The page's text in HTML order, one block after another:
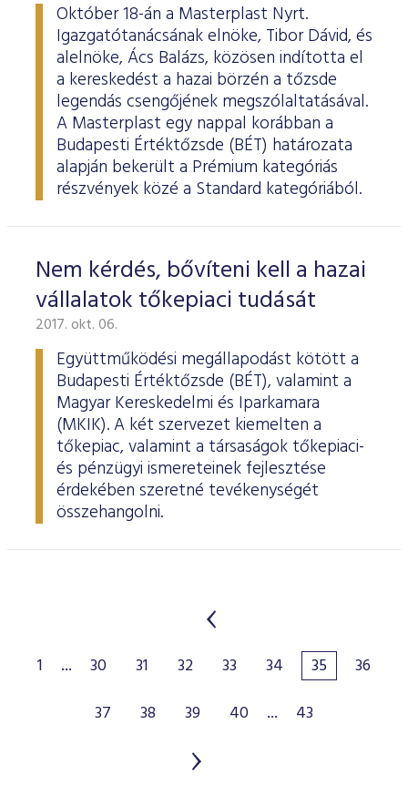
Október 18-án a Masterplast Nyrt.
Igazgatótanácsának elnöke, Tibor Dávid, és
alelnöke, Ács Balázs, közösen indította el
a kereskedést a hazai börzén a tőzsde
legendás csengőjének megszólaltatásával.
A Masterplast egy nappal korábban a
Budapesti Értéktőzsde (BÉT) határozata
alapján bekerült a Prémium kategóriás
részvények közé a Standard kategóriából.
Nem kérdés, bővíteni kell a hazai
vállalatok tőkepiaci tudását
2017. okt. 06.
Együttműködési megállapodást kötött a
Budapesti Értéktőzsde (BÉT), valamint a
Magyar Kereskedelmi és Iparkamara
(MKIK). A két szervezet kiemelten a
tőkepiac, valamint a társaságok tőkepiaci-
és pénzügyi ismereteinek fejlesztése
érdekében szeretné tevékenységét
összehangolni.
1 ... 30 31 32 33 34 35
36
37
38 39 40 ... 43